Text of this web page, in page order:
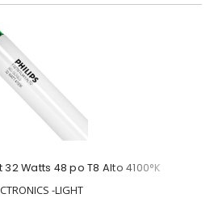
Watts 48 po T8 Alto 4100°K
-LIGHT